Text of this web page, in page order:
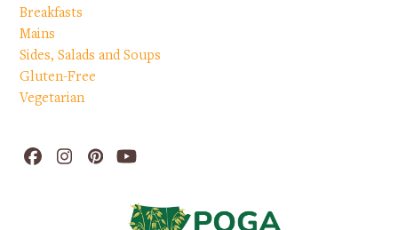
Breakfasts
Mains
Sides, Salads and Soups
Gluten-Free
Vegetarian
Facebook
Instagram
PinterestYouTube